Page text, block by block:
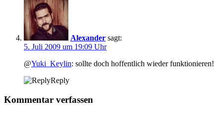
Alexander sagt:
5. Juli 2009 um 19:09 Uhr
@Yuki_Keylin: sollte doch hoffentlich wieder funktionieren!
Reply
Kommentar verfassen